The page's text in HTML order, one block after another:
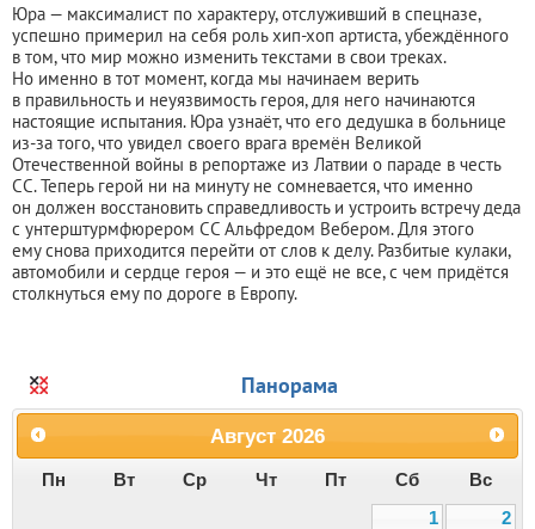
Юра — максималист по характеру, отслуживший в спецназе,
успешно примерил на себя роль хип-хоп артиста, убеждённого
в том, что мир можно изменить текстами в свои треках.
Но именно в тот момент, когда мы начинаем верить
в правильность и неуязвимость героя, для него начинаются
настоящие испытания. Юра узнаёт, что его дедушка в больнице
из-за того, что увидел своего врага времён Великой
Отечественной войны в репортаже из Латвии о параде в честь
СС. Теперь герой ни на минуту не сомневается, что именно
он должен восстановить справедливость и устроить встречу деда
с унтерштурмфюрером СС Альфредом Вебером. Для этого
ему снова приходится перейти от слов к делу. Разбитые кулаки,
автомобили и сердце героя — и это ещё не все, с чем придётся
столкнуться ему по дороге в Европу.
Панорама
Август 2026
Пн Вт Ср Чт Пт Сб
Вс
1
2